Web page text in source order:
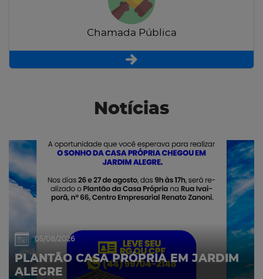
Chamada Pública
Notícias
05/08/2026
PLANTÃO CASA PRÓPRIA EM JARDIM
ALEGRE